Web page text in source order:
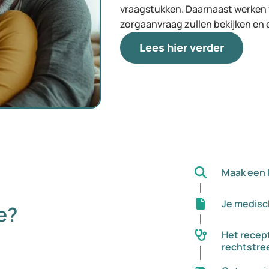
vraagstukken. Daarnaast
zorgaanvraag zullen bekijken en
Lees hier verder
Maak
Je
Het